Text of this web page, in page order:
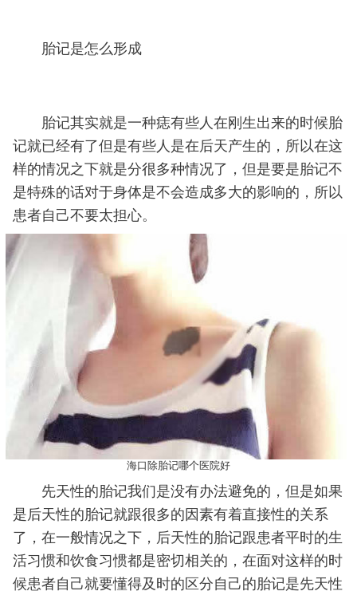
胎记是怎么形成
胎记其实就是一种痣有些人在刚生出来的时候胎
记就已经有了但是有些人是在后天产生的，所以在这
样的情况之下就是分很多种情况了，但是要是胎记不
是特殊的话对于身体是不会造成多大的影响的，所以
患者自己不要太担心。
海口除胎记哪个医院好
先天性的胎记我们是没有办法避免的，但是如果
是后天性的胎记就跟很多的因素有着直接性的关系
了，在一般情况之下，后天性的胎记跟患者平时的生
活习惯和饮食习惯都是密切相关的，在面对这样的时
候患者自己就要懂得及时的区分自己的胎记是先天性